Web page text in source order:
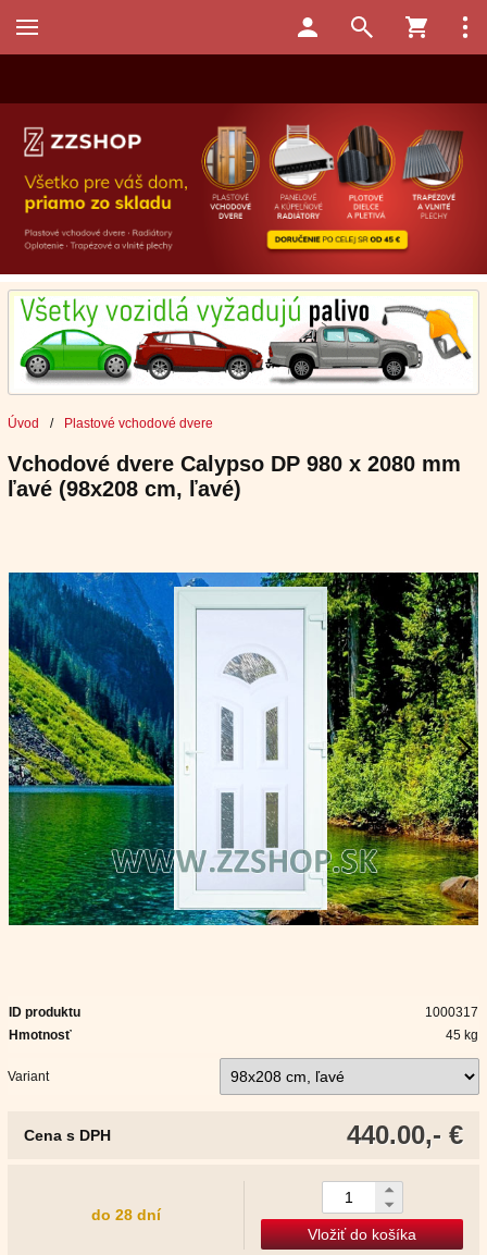
Úvod / Plastové vchodové dvere
Vchodové dvere Calypso DP 980 x 2080 mm
ľavé (98x208 cm, ľavé)
ID produktu
1000317
Hmotnosť
45 kg
Variant
440.00,- €
Cena s DPH
do 28 dní
Vložiť do košíka